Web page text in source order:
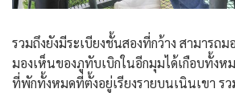
รวมถึงยังมีระเบียงชั้นสองที่กว้าง สามารถม
มองเห็นของภูทับเบิกในอีกมุมได้เกือบทั้ง
ที่พักทั้งหมดที่ตั้งอยู่เรียงรายบนเนินเขา ร